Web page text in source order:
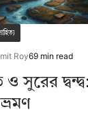
Roy69 min read
ও সুরের